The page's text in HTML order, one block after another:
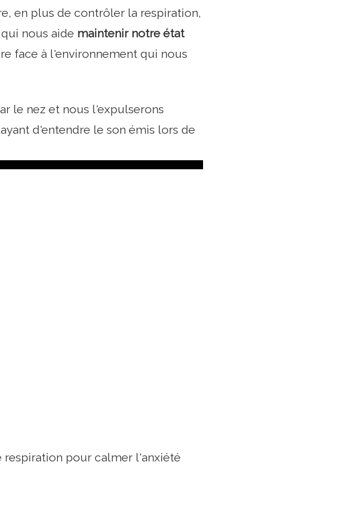
en plus de contrôler la respiration,
nous aide maintenir notre état
face à l'environnement qui nous
le nez et nous l'expulserons
d'entendre le son émis lors de
respiration pour calmer l'anxiété